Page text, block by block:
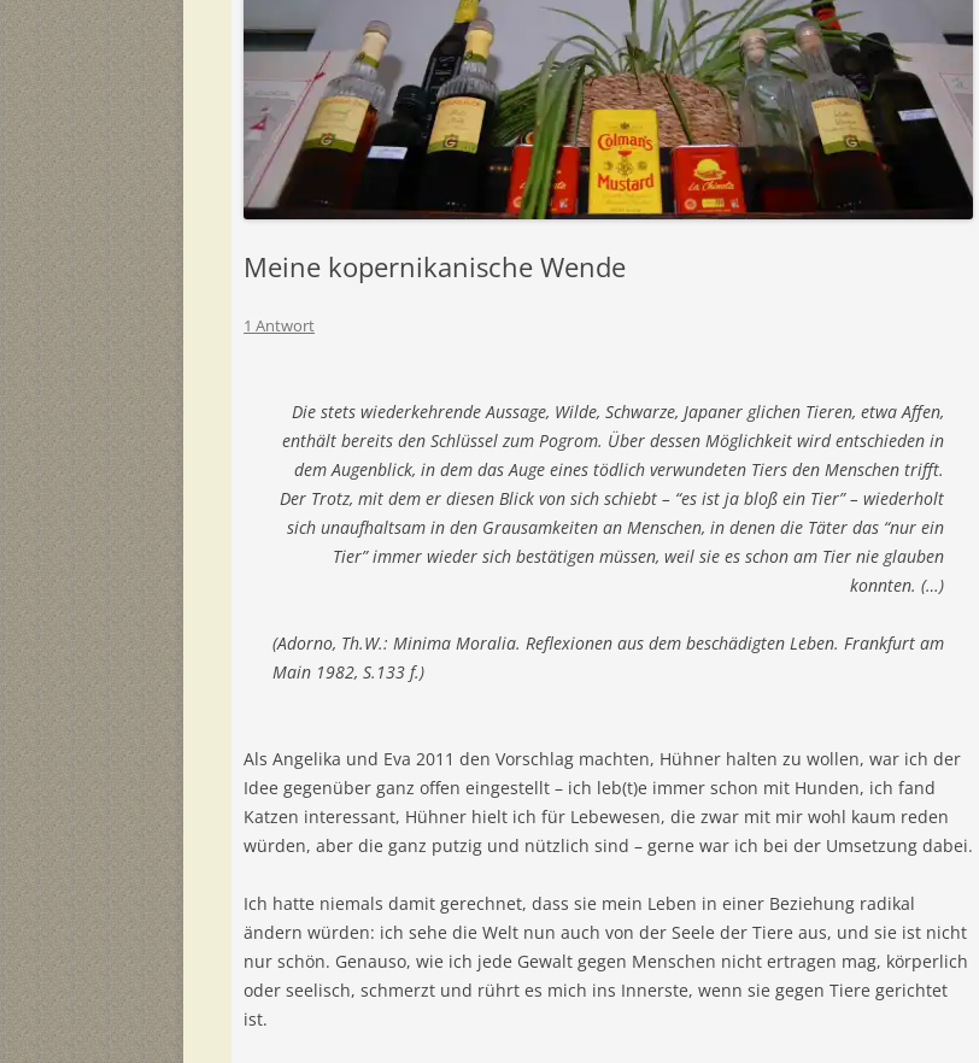
Meine kopernikanische Wende
1 Antwort
Die stets wiederkehrende Aussage, Wilde, Schwarze, Japaner glichen Tieren, etwa Affen,
enthält bereits den Schlüssel zum Pogrom. Über dessen Möglichkeit wird entschieden in
dem Augenblick, in dem das Auge eines tödlich verwundeten Tiers den Menschen trifft.
Der Trotz, mit dem er diesen Blick von sich schiebt – “es ist ja bloß ein Tier” – wiederholt
sich unaufhaltsam in den Grausamkeiten an Menschen, in denen die Täter das “nur ein
Tier” immer wieder sich bestätigen müssen, weil sie es schon am Tier nie glauben
konnten. (…)
(Adorno, Th.W.: Minima Moralia. Reflexionen aus dem beschädigten Leben. Frankfurt am
Main 1982, S.133 f.)
Als Angelika und Eva 2011 den Vorschlag machten, Hühner halten zu wollen, war ich der
Idee gegenüber ganz offen eingestellt – ich leb(t)e immer schon mit Hunden, ich fand
Katzen interessant, Hühner hielt ich für Lebewesen, die zwar mit mir wohl kaum reden
würden, aber die ganz putzig und nützlich sind – gerne war ich bei der Umsetzung dabei.
Ich hatte niemals damit gerechnet, dass sie mein Leben in einer Beziehung radikal
ändern würden: ich sehe die Welt nun auch von der Seele der Tiere aus, und sie ist nicht
nur schön. Genauso, wie ich jede Gewalt gegen Menschen nicht ertragen mag, körperlich
oder seelisch, schmerzt und rührt es mich ins Innerste, wenn sie gegen Tiere gerichtet
ist.